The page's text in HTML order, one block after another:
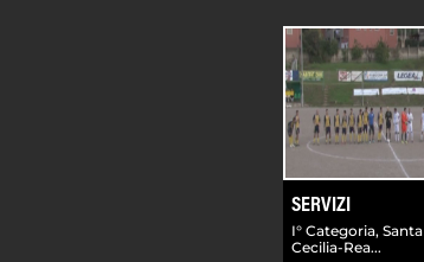
SERVIZI
I° Categoria, Santa
Cecilia-Rea...